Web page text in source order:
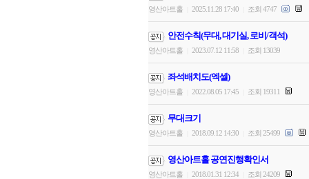
영산아트홀 2025.11.28 17:40 조회 4747
안전수칙(무대, 대기실, 로비/객석)
영산아트홀 2023.07.12 11:58 조회 13039
좌석배치도(엑셀)
영산아트홀 2022.08.05 17:45 조회 19311
무대크기
영산아트홀 2018.09.12 14:30 조회 25499
영산아트홀 공연진행확인서
영산아트홀 2018.01.31 12:34 조회 24209